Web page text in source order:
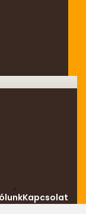
Kapcsolat